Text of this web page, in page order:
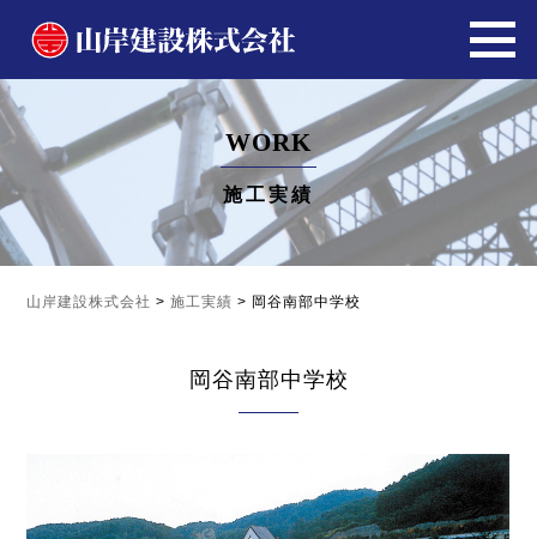
WORK
施工実績
山岸建設株式会社 >施工実績 > 岡谷南部中学校
岡谷南部中学校